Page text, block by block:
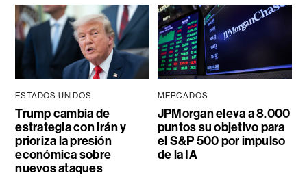
ESTADOS UNIDOS
Trump cambia de
estrategia con Irán y
prioriza la presión
económica sobre
nuevos ataques
MERCADOS
JPMorgan eleva a 8.000
puntos su objetivo para
el S&P 500 por impulso
de la IA